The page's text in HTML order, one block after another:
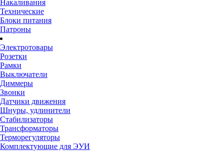
Накаливания
Технические
Блоки питания
Патроны
Электротовары
Розетки
Рамки
Выключатели
Диммеры
Звонки
Датчики движения
Шнуры, удлинители
Стабилизаторы
Трансформаторы
Терморегуляторы
Комплектующие для ЭУИ